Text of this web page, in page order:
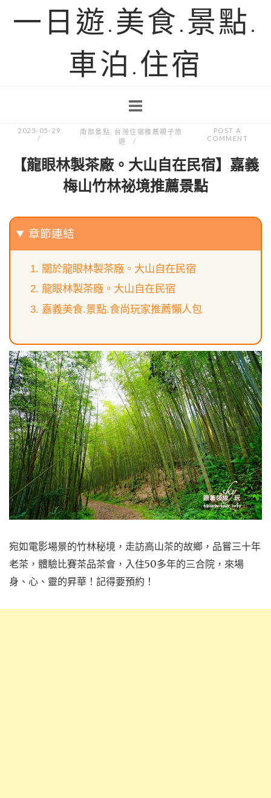
一日遊.美食.景點.
車泊.住宿
2023-05-29 南部景點
台灣住宿推薦親子旅
遊
POST A
COMMENT
【龍眼林製茶廠。大山自在民宿】嘉義
梅山竹林祕境推薦景點
章節連結
關於龍眼林製茶廠。大山自在民宿
龍眼林製茶廠。大山自在民宿
嘉義美食.景點.食尚玩家推薦懶人包
宛如電影場景的竹林秘境，走訪高山茶的故鄉，品嘗三十年
老茶，體驗比賽茶品茶會，入住50多年的三合院，來場
身、心、靈的昇華！記得要預約！